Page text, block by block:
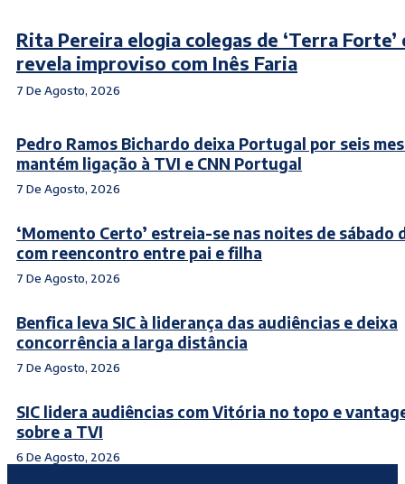
Rita Pereira elogia colegas de ‘Terra Forte’
revela improviso com Inês Faria
7 De Agosto, 2026
Pedro Ramos Bichardo deixa Portugal por seis
mantém ligação à TVI e CNN Portugal
7 De Agosto, 2026
‘Momento Certo’ estreia-se nas noites de sábado
com reencontro entre pai e filha
7 De Agosto, 2026
Benfica leva SIC à liderança das audiências e deixa
concorrência a larga distância
7 De Agosto, 2026
SIC lidera audiências com Vitória no topo e
sobre a TVI
6 De Agosto, 2026